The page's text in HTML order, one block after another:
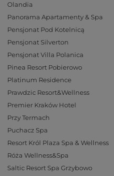
Olandia
Panorama Apartamenty & Spa
Pensjonat Pod Kotelnicą
Pensjonat Silverton
Pensjonat Villa Polanica
Pinea Resort Pobierowo
Platinum Residence
Prawdzic Resort&Wellness
Premier Kraków Hotel
Przy Termach
Puchacz Spa
Resort Król Plaza Spa & Wellness
Róża Wellness&Spa
Saltic Resort Spa Grzybowo